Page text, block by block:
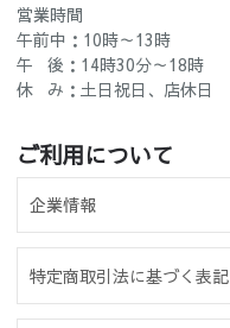
営業時間
午前中：10時～13時
午 後：14時30分～18時
休 み：土日祝日、店休日
ご利用について
企業情報
特定商取引法に基づく表記